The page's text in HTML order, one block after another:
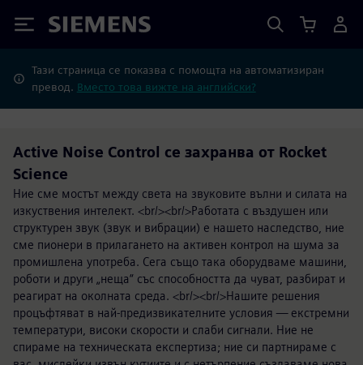
Siemens
Тази страница се показва с помощта на автоматизиран
превод. Вместо това вижте на английски?
Active Noise Control се захранва от Rocket
Science
Ние сме мостът между света на звуковите вълни и силата на
изкуствения интелект. <br/><br/>Работата с въздушен или
структурен звук (звук и вибрации) е нашето наследство, ние
сме пионери в прилагането на активен контрол на шума за
промишлена употреба. Сега също така оборудваме машини,
роботи и други „неща“ със способността да чуват, разбират и
реагират на околната среда. <br/><br/>Нашите решения
процъфтяват в най-предизвикателните условия — екстремни
температури, високи скорости и слаби сигнали. Ние не
спираме на техническата експертиза; ние си партнираме с